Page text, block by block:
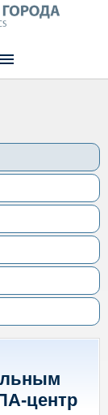
центр